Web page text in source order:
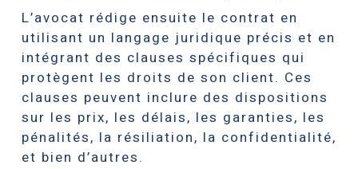
L’avocat rédige ensuite le contrat en
utilisant un langage juridique précis et en
intégrant des clauses spécifiques qui
protègent les droits de son client. Ces
clauses peuvent inclure des dispositions
sur les prix, les délais, les garanties, les
pénalités, la résiliation, la confidentialité,
et bien d’autres.